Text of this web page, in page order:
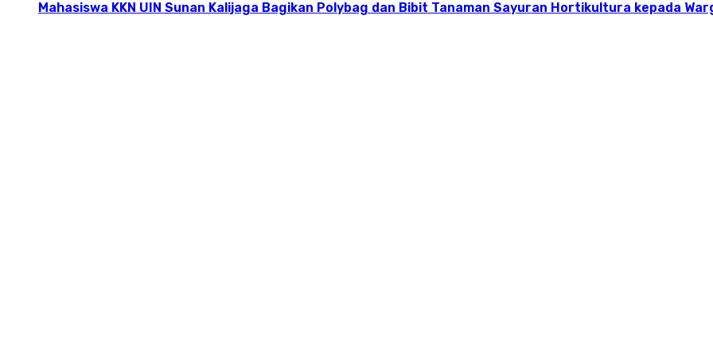
Mahasiswa KKN UIN Sunan Kalijaga Bagikan Polybag dan Bibit Tanaman Sayuran Hortikultura kepada